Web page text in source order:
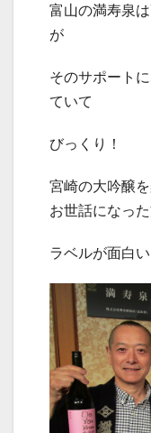
富山の満寿泉
が
そのサポート
ていて
びっくり！
宮崎の大吟醸
お世話になっ
ラベルが面白い